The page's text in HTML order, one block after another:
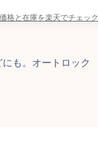
価格と在庫を楽天でチェック
も。オートロック